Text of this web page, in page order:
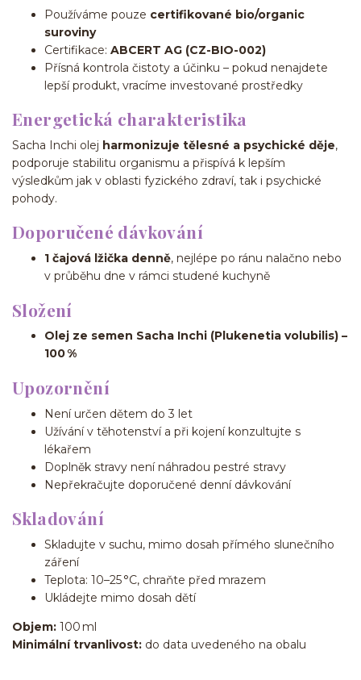
Používáme pouze certifikované bio/organic
suroviny
Certifikace: ABCERT AG (CZ-BIO-002)
Přísná kontrola čistoty a účinku – pokud nenajdete
lepší produkt, vracíme investované prostředky
Energetická charakteristika
Sacha Inchi olej harmonizuje tělesné a psychické děje,
podporuje stabilitu organismu a přispívá k lepším
výsledkům jak v oblasti fyzického zdraví, tak i psychické
pohody.
Doporučené dávkování
1 čajová lžička denně, nejlépe po ránu nalačno nebo
v průběhu dne v rámci studené kuchyně
Složení
Olej ze semen Sacha Inchi (Plukenetia volubilis) –
100 %
Upozornění
Není určen dětem do 3 let
Užívání v těhotenství a při kojení konzultujte s
lékařem
Doplněk stravy není náhradou pestré stravy
Nepřekračujte doporučené denní dávkování
Skladování
Skladujte v suchu, mimo dosah přímého slunečního
záření
Teplota: 10–25 °C, chraňte před mrazem
Ukládejte mimo dosah dětí
Objem: 100 ml
Minimální trvanlivost: do data uvedeného na obalu